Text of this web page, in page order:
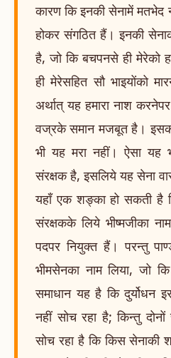
कारण कि इनकी सेनामें मतभेद
होकर संगठित हैं। इनकी
है, जो कि बचपनसे ही मेरेको
ही मेरेसहित सौ भाइयोंको
अर्थात् यह हमारा नाश
वज्रके समान मजबूत है।
भी यह मरा नहीं। ऐसा यह
संरक्षक है, इसलिये यह सेना
यहाँ एक शङ्का हो सकती है
संरक्षकके लिये भीष्मजीका
पदपर नियुक्त हैं। परन्तु
भीमसेनका नाम लिया, जो
समाधान यह है कि दुर्योधन
नहीं सोच रहा है; किन्तु
सोच रहा है कि किस सेनाकी